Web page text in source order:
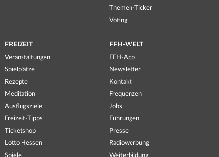
Themen-Ticker
Voting
FREIZEIT
Veranstaltungen
Spielplätze
Rezepte
Meditation
Ausflugsziele
Freizeit-Tipps
Ticketshop
Lotto Hessen
Spiele
FFH-WELT
FFH-App
Newsletter
Kontakt
Frequenzen
Jobs
Führungen
Presse
Radiowerbung
Weiterbildung